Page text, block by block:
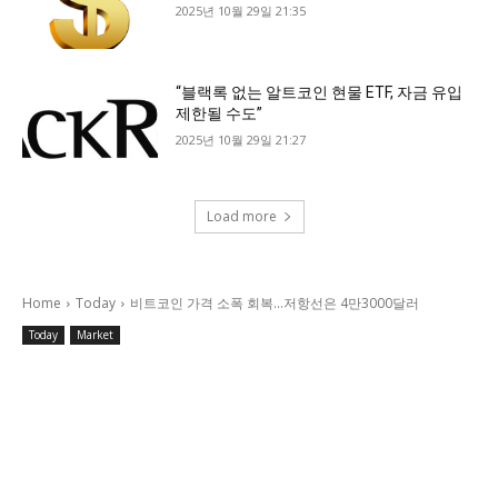
2025년 10월 29일 21:35
“블랙록 없는 알트코인 현물 ETF, 자금 유입
제한될 수도”
2025년 10월 29일 21:27
Load more